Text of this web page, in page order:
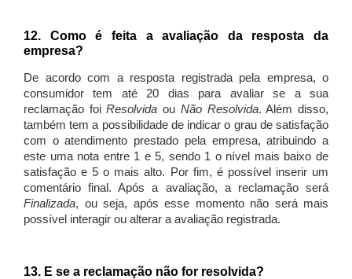
12. Como é feita a avaliação da resposta da
empresa?
De acordo com a resposta registrada pela empresa, o
consumidor tem até 20 dias para avaliar se a sua
reclamação foiResolvida ou Não Resolvida. Além disso,
também tem a possibilidade de indicar o grau de satisfação
com o atendimento prestado pela empresa, atribuindo a
este uma nota entre 1 e 5, sendo 1 o nível mais baixo de
satisfação e 5 o mais alto. Por fim, é possível inserir um
comentário final. Após a avaliação, a reclamação será
Finalizada, ou seja, após esse momento não será mais
possível interagir ou alterar a avaliação registrada.
13. E se a reclamação não for resolvida?